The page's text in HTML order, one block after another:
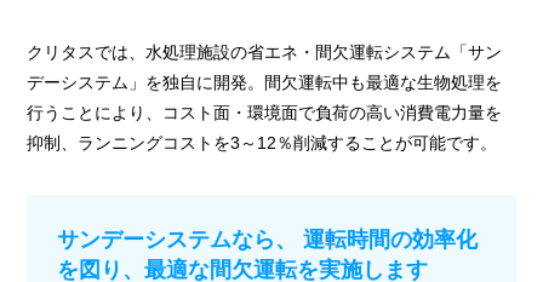
クリタスでは、水処理施設の省エネ・間欠運転システム「サン
デーシステム」を独自に開発。間欠運転中も最適な生物処理を
行うことにより、コスト面・環境面で負荷の高い消費電力量を
抑制、ランニングコストを3～12％削減することが可能です。
サンデーシステムなら、
運転時間の効率化
を図り、最適な間欠運転を実施します